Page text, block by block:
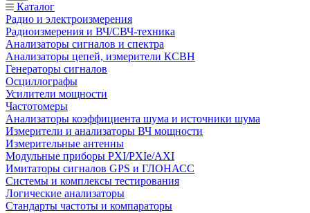
Каталог
Радио и электроизмерения
Радиоизмерения и ВЧ/СВЧ-техника
Анализаторы сигналов и спектра
Анализаторы цепей, измерители КСВН
Генераторы сигналов
Осциллографы
Усилители мощности
Частотомеры
Анализаторы коэффициента шума и источники шума
Измерители и анализаторы ВЧ мощности
Измерительные антенны
Модульные приборы PXI/PXIe/AXI
Имитаторы сигналов GPS и ГЛОНАСС
Системы и комплексы тестирования
Логические анализаторы
Стандарты частоты и компараторы